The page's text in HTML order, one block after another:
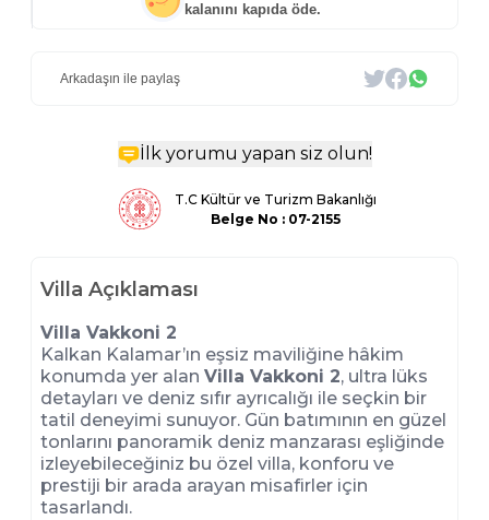
kalanını kapıda öde.
Arkadaşın ile paylaş
İlk yorumu yapan siz olun!
T.C Kültür ve Turizm Bakanlığı
Belge No : 07-2155
Villa Açıklaması
Villa Vakkoni 2
Kalkan Kalamar’ın eşsiz maviliğine hâkim
konumda yer alan Villa Vakkoni 2, ultra lüks
detayları ve deniz sıfır ayrıcalığı ile seçkin bir
tatil deneyimi sunuyor. Gün batımının en güzel
tonlarını panoramik deniz manzarası eşliğinde
izleyebileceğiniz bu özel villa, konforu ve
prestiji bir arada arayan misafirler için
tasarlandı.